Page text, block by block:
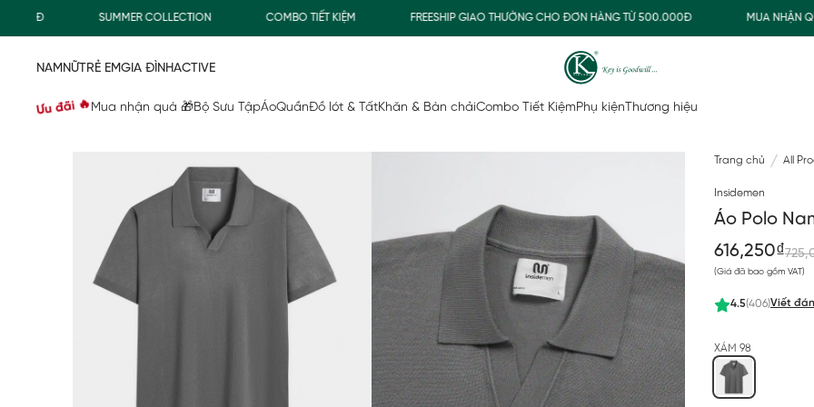
SUMMER COLLECTION COMBO TIẾT KIỆM FREESHIP GIAO THƯỜNG CHO ĐƠN HÀNG TỪ 500.000Đ MUA NHẬN QUÀ
NAMNỮTRẺ EMGIA ĐÌNHACTIVE
Ưu đãi 🔥 Mua nhận quà 🎁Bộ Sưu TậpÁoQuầnĐồ lót & TấtKhăn & Bàn chảiCombo Tiết KiệmPhụ kiện Thương hiệu
Trang chủ All
Insidemen
Áo Polo
616,250₫
(Giá đã bao gồm VAT)
4.5(406)Viết
XÁM 98